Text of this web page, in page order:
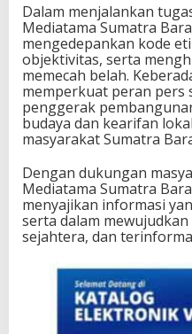
Dalam menjalankan
Mediatama Sumatra
mengedepankan kode
objektivitas, serta
memecah belah.
memperkuat peran pers
penggerak
budaya dan kearifan
masyarakat Sumatra
Dengan dukungan
Mediatama Sumatra
menyajikan informasi
serta dalam
sejahtera, dan